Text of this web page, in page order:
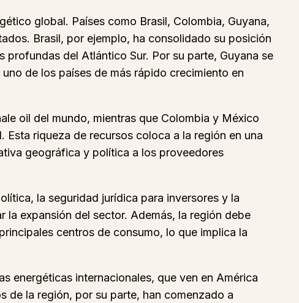
global. Países como Brasil, Colombia, Guyana,
Brasil, por ejemplo, ha consolidado su posición
del Atlántico Sur. Por su parte, Guyana se
de los países de más rápido crecimiento en
oil del mundo, mientras que Colombia y México
riqueza de recursos coloca a la región en una
geográfica y política a los proveedores
la seguridad jurídica para inversores y la
expansión del sector. Además, la región debe
centros de consumo, lo que implica la
energéticas internacionales, que ven en América
de la región, por su parte, han comenzado a